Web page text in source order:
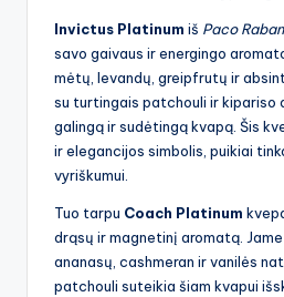
Invictus Platinum iš Paco
savo gaivaus ir energingo
mėtų, levandų, greipfrutų ir
su turtingais patchouli ir kipariso
galingą ir sudėtingą kvapą. Šis
ir elegancijos simbolis, puikiai
vyriškumui.
Tuo tarpu Coach Platinum
drąsų ir magnetinį aromatą.
ananasų, cashmeran ir vanilės
patchouli suteikia šiam kvapui